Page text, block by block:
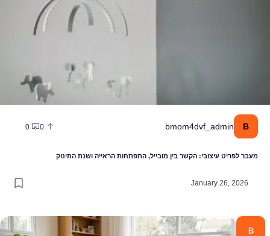
B
bmom4dvf_admin
0
0
מעבר לפריט עיצובי: הקשר בין מובייל, התפתחות הראייה ושנת התינוק
January 26, 2026
B